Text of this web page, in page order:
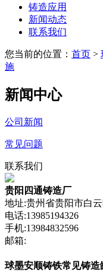
铸造应用
新闻动态
联系我们
您当前的位置： 首页 >
施
新闻中心
公司新闻
常见问题
联系我们
贵阳四通铸造厂
地址:贵州省贵阳市白
电话:13985194326
手机:13984832596
邮箱:
球墨安顺铸铁常见铸